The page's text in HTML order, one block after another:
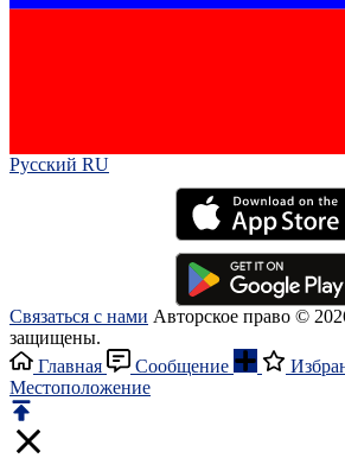
Русский RU‎
Связаться с нами Авторское право ©
защищены.
Главная
Сообщение
Местоположение